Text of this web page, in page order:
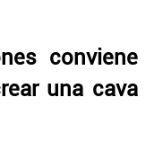
conviene
una cava